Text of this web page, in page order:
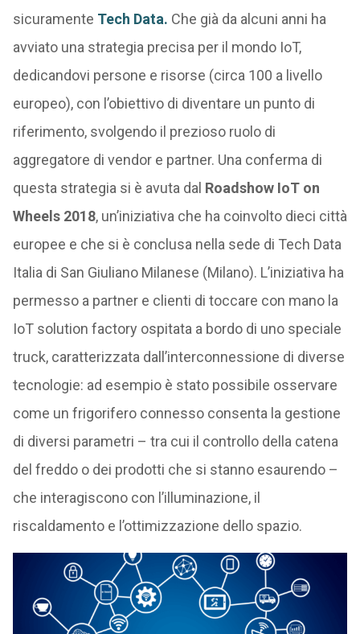
sicuramente Tech Data. Che già da alcuni anni ha
avviato una strategia precisa per il mondo IoT,
dedicandovi persone e risorse (circa 100 a livello
europeo), con l’obiettivo di diventare un punto di
riferimento, svolgendo il prezioso ruolo di
aggregatore di vendor e partner. Una conferma di
questa strategia si è avuta dal Roadshow IoT on
Wheels 2018, un’iniziativa che ha coinvolto dieci città
europee e che si è conclusa nella sede di Tech Data
Italia di San Giuliano Milanese (Milano). L’iniziativa ha
permesso a partner e clienti di toccare con mano la
IoT solution factory ospitata a bordo di uno speciale
truck, caratterizzata dall’interconnessione di diverse
tecnologie: ad esempio è stato possibile osservare
come un frigorifero connesso consenta la gestione
di diversi parametri – tra cui il controllo della catena
del freddo o dei prodotti che si stanno esaurendo –
che interagiscono con l’illuminazione, il
riscaldamento e l’ottimizzazione dello spazio.